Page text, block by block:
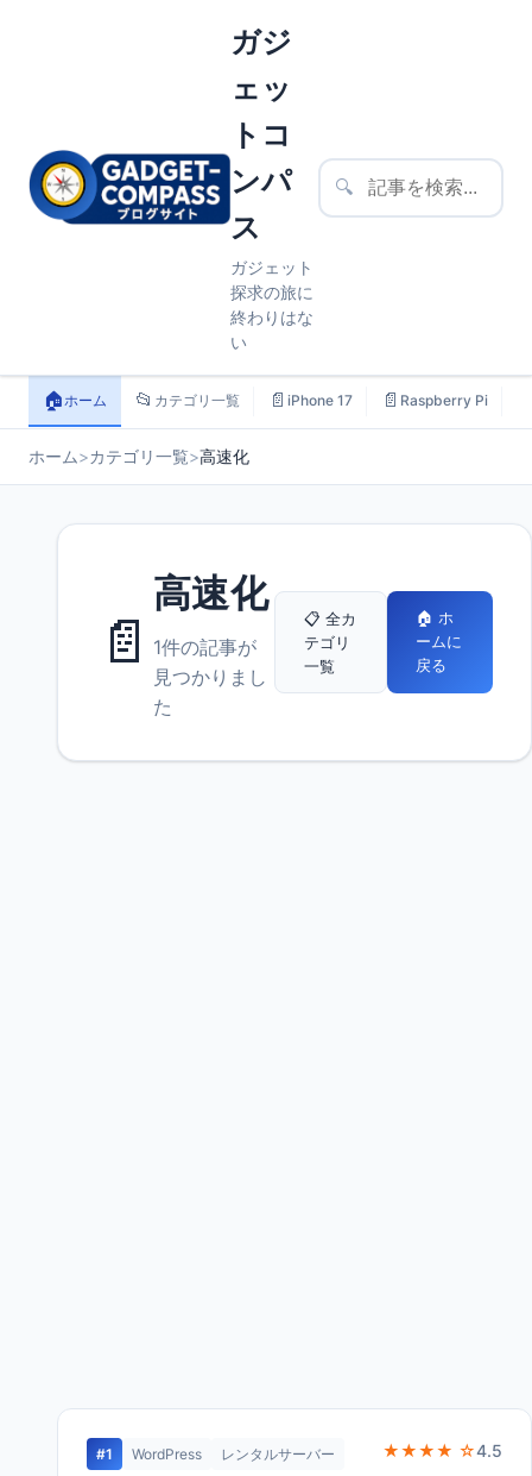
ガジ
ェッ
トコ
ンパ
ス
ガジェット
探求の旅に
終わりはな
い
🔍
🏠ホーム 📂 カテゴリ一覧 📄 iPhone 17 📄 Raspberry Pi
ホーム>カテゴリ一覧>高速化
📄
高速化
1件の記事が
見つかりまし
た
📋 全カ
テゴリ
一覧
🏠 ホ
ームに
戻る
#1 WordPress レンタルサーバー ★★★★ ☆4.5